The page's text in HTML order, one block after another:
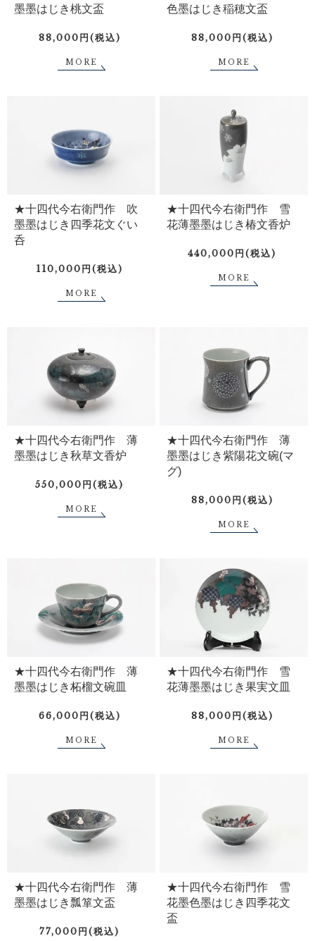
墨墨はじき桃文盃
88,000円(税込)
MORE
色墨はじき稲穂文盃
88,000円(税込)
MORE
★十四代今右衛門作 吹
墨墨はじき四季花文ぐい
呑
110,000円(税込)
MORE
★十四代今右衛門作 雪
花薄墨墨はじき椿文香炉
440,000円(税込)
MORE
★十四代今右衛門作 薄
墨墨はじき秋草文香炉
550,000円(税込)
MORE
★十四代今右衛門作 薄
墨墨はじき紫陽花文碗(マ
グ)
88,000円(税込)
MORE
★十四代今右衛門作 薄
墨墨はじき柘榴文碗皿
66,000円(税込)
MORE
★十四代今右衛門作 雪
花薄墨墨はじき果実文皿
88,000円(税込)
MORE
★十四代今右衛門作 薄
墨墨はじき瓢箪文盃
77,000円(税込)
★十四代今右衛門作 雪
花墨色墨はじき四季花文
盃